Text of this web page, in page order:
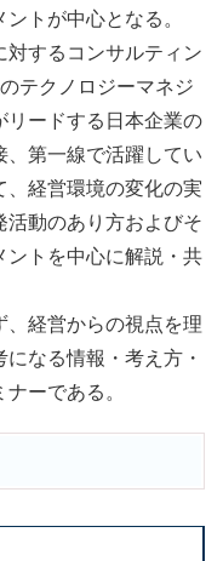
トが中心となる。
するコンサルティン
テクノロジーマネジ
リードする日本企業の
、第一線で活躍してい
、経営環境の変化の実
動のあり方およびそ
ントを中心に解説・共
経営からの視点を理
なる情報・考え方・
ーである。